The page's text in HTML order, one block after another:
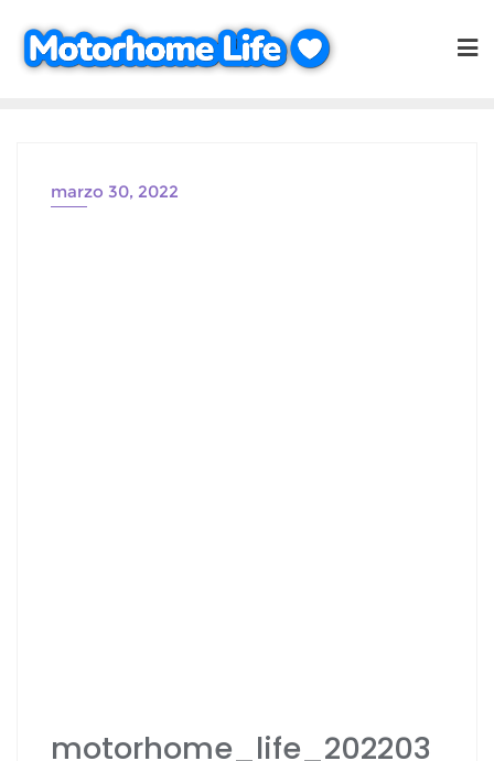
contenido
marzo 30, 2022
motorhome_life_202203